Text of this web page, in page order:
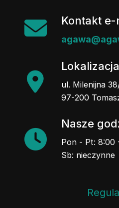
Kontakt e-
Lokalizacja
ul. Milenijna
97-200
Nasze
Pon - Pt: 8:00
Sb: nieczynne